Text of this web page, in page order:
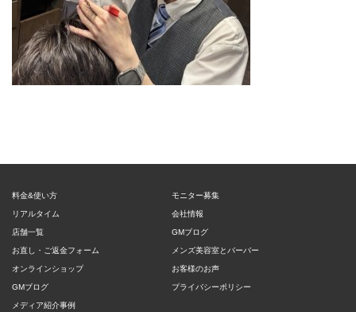
料金&使い方
リアルタイム
店舗一覧
お直し・ご返金フォーム
オンラインショップ
GMブログ
メディア紹介事例
モニター募集
会社情報
GMブログ
メンズ美容室とバーバー
お客様のお声
プライバシーポリシー